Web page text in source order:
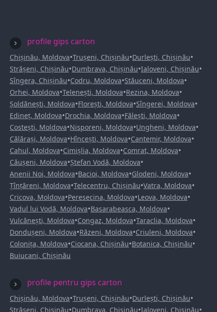
profile gips carton
Chișinău, Moldova•Trușeni, Chișinău•Durlești, Chișinău•
Strășeni, Chișinău•Dumbrava, Chișinău•Ialoveni, Chișinău•
Sîngera, Chișinău•Codru, Moldova•Stăuceni, Moldova•
Orhei, Moldova•Telenești, Moldova•Rezina, Moldova•
Șoldănești, Moldova•Florești, Moldova•Sîngerei, Moldova•
Edineț, Moldova•Drochia, Moldova•Fălești, Moldova•
Costești, Moldova•Nisporeni, Moldova•Ungheni, Moldova•
Călărași, Moldova•Hîncești, Moldova•Cantemir, Moldova•
Cahul, Moldova•Cimișlia, Moldova•Comrat, Moldova•
Căușeni, Moldova•Ștefan Vodă, Moldova•
Anenii Noi, Moldova•Bacioi, Moldova•Glodeni, Moldova•
Țînțăreni, Moldova•Telecentru, Chișinău•Vatra, Moldova•
Cricova, Moldova•Peresecina, Moldova•Leova, Moldova•
Vadul lui Vodă, Moldova•Basarabeasca, Moldova•
Vulcănești, Moldova•Congaz, Moldova•Taraclia, Moldova•
Dondușeni, Moldova•Răzeni, Moldova•Criuleni, Moldova•
Colonița, Moldova•Ciocana, Chișinău•Botanica, Chișinău•
Buiucani, Chișinău
profile pentru gips carton
Chișinău, Moldova•Trușeni, Chișinău•Durlești, Chișinău•
Strășeni, Chișinău•Dumbrava, Chișinău•Ialoveni, Chișinău•